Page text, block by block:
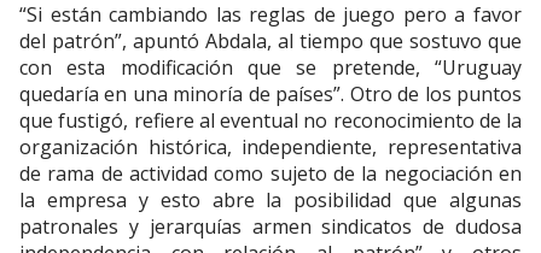
“Si están cambiando las reglas de juego pero a favor
del patrón”, apuntó Abdala, al tiempo que sostuvo que
con esta modificación que se pretende, “Uruguay
quedaría en una minoría de países”. Otro de los puntos
que fustigó, refiere al eventual no reconocimiento de la
organización histórica, independiente, representativa
de rama de actividad como sujeto de la negociación en
la empresa y esto abre la posibilidad que algunas
patronales y jerarquías armen sindicatos de dudosa